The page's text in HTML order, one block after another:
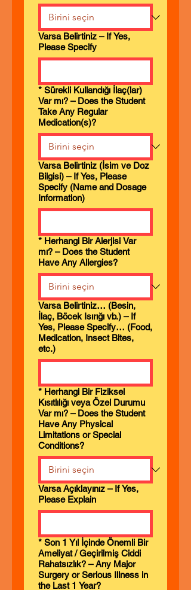
Varsa Belirtiniz – If Yes,
Please Specify
* Sürekli Kullandığı İlaç(lar)
Var mı? – Does the Student
Take Any Regular
Medication(s)?
Varsa Belirtiniz (İsim ve Doz
Bilgisi) – If Yes, Please
Specify (Name and Dosage
Information)
* Herhangi Bir Alerjisi Var
mı? – Does the Student
Have Any Allergies?
Varsa Belirtiniz… (Besin,
İlaç, Böcek Isırığı vb.) – If
Yes, Please Specify… (Food,
Medication, Insect Bites,
etc.)
* Herhangi Bir Fiziksel
Kısıtlılığı veya Özel Durumu
Var mı? – Does the Student
Have Any Physical
Limitations or Special
Conditions?
Varsa Açıklayınız – If Yes,
Please Explain
* Son 1 Yıl İçinde Önemli Bir
Ameliyat / Geçirilmiş Ciddi
Rahatsızlık? – Any Major
Surgery or Serious Illness in
the Last 1 Year?